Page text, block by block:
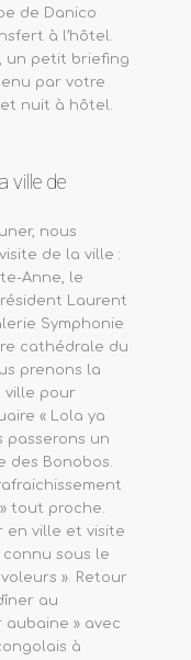
de Danico
à l’hôtel.
un petit briefing
par votre
nuit à hôtel.
ville de
nous
de la ville :
Anne, le
Laurent
Symphonie
cathédrale du
prenons la
ville pour
« Lola ya
passerons un
des Bonobos.
tout proche.
en ville et visite
connu sous le
». Retour
au
aubaine » avec
à